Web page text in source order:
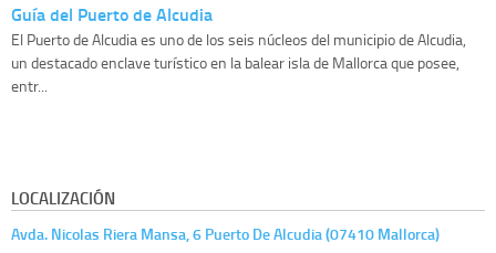
Guía del Puerto de Alcudia
El Puerto de Alcudia es uno de los seis núcleos del municipio de Alcudia,
un destacado enclave turístico en la balear isla de Mallorca que posee,
entr...
LOCALIZACIÓN
Avda. Nicolas Riera Mansa, 6 Puerto De Alcudia (07410 Mallorca)